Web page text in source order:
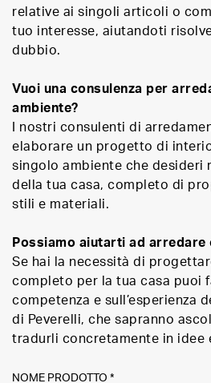
relative ai singoli articoli o
tuo interesse, aiutandoti
dubbio.
Vuoi una consulenza per
ambiente?
I nostri consulenti di
elaborare un progetto di
singolo ambiente che desideri
della tua casa, completo di
stili e materiali.
Possiamo aiutarti ad arredare
Se hai la necessità di
completo per la tua casa puoi
competenza e sull’esperienza
di Peverelli, che sapranno
tradurli concretamente in idee
NOME PRODOTTO *